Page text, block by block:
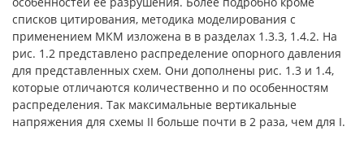
списков цитирования, методика моделирования с
применением МКМ изложена в в разделах 1.3.3, 1.4.2. На
рис. 1.2 представлено распределение опорного давления
для представленных схем. Они дополнены рис. 1.3 и 1.4,
которые отличаются количественно и по особенностям
распределения. Так максимальные вертикальные
напряжения для схемы II больше почти в 2 раза, чем для I.